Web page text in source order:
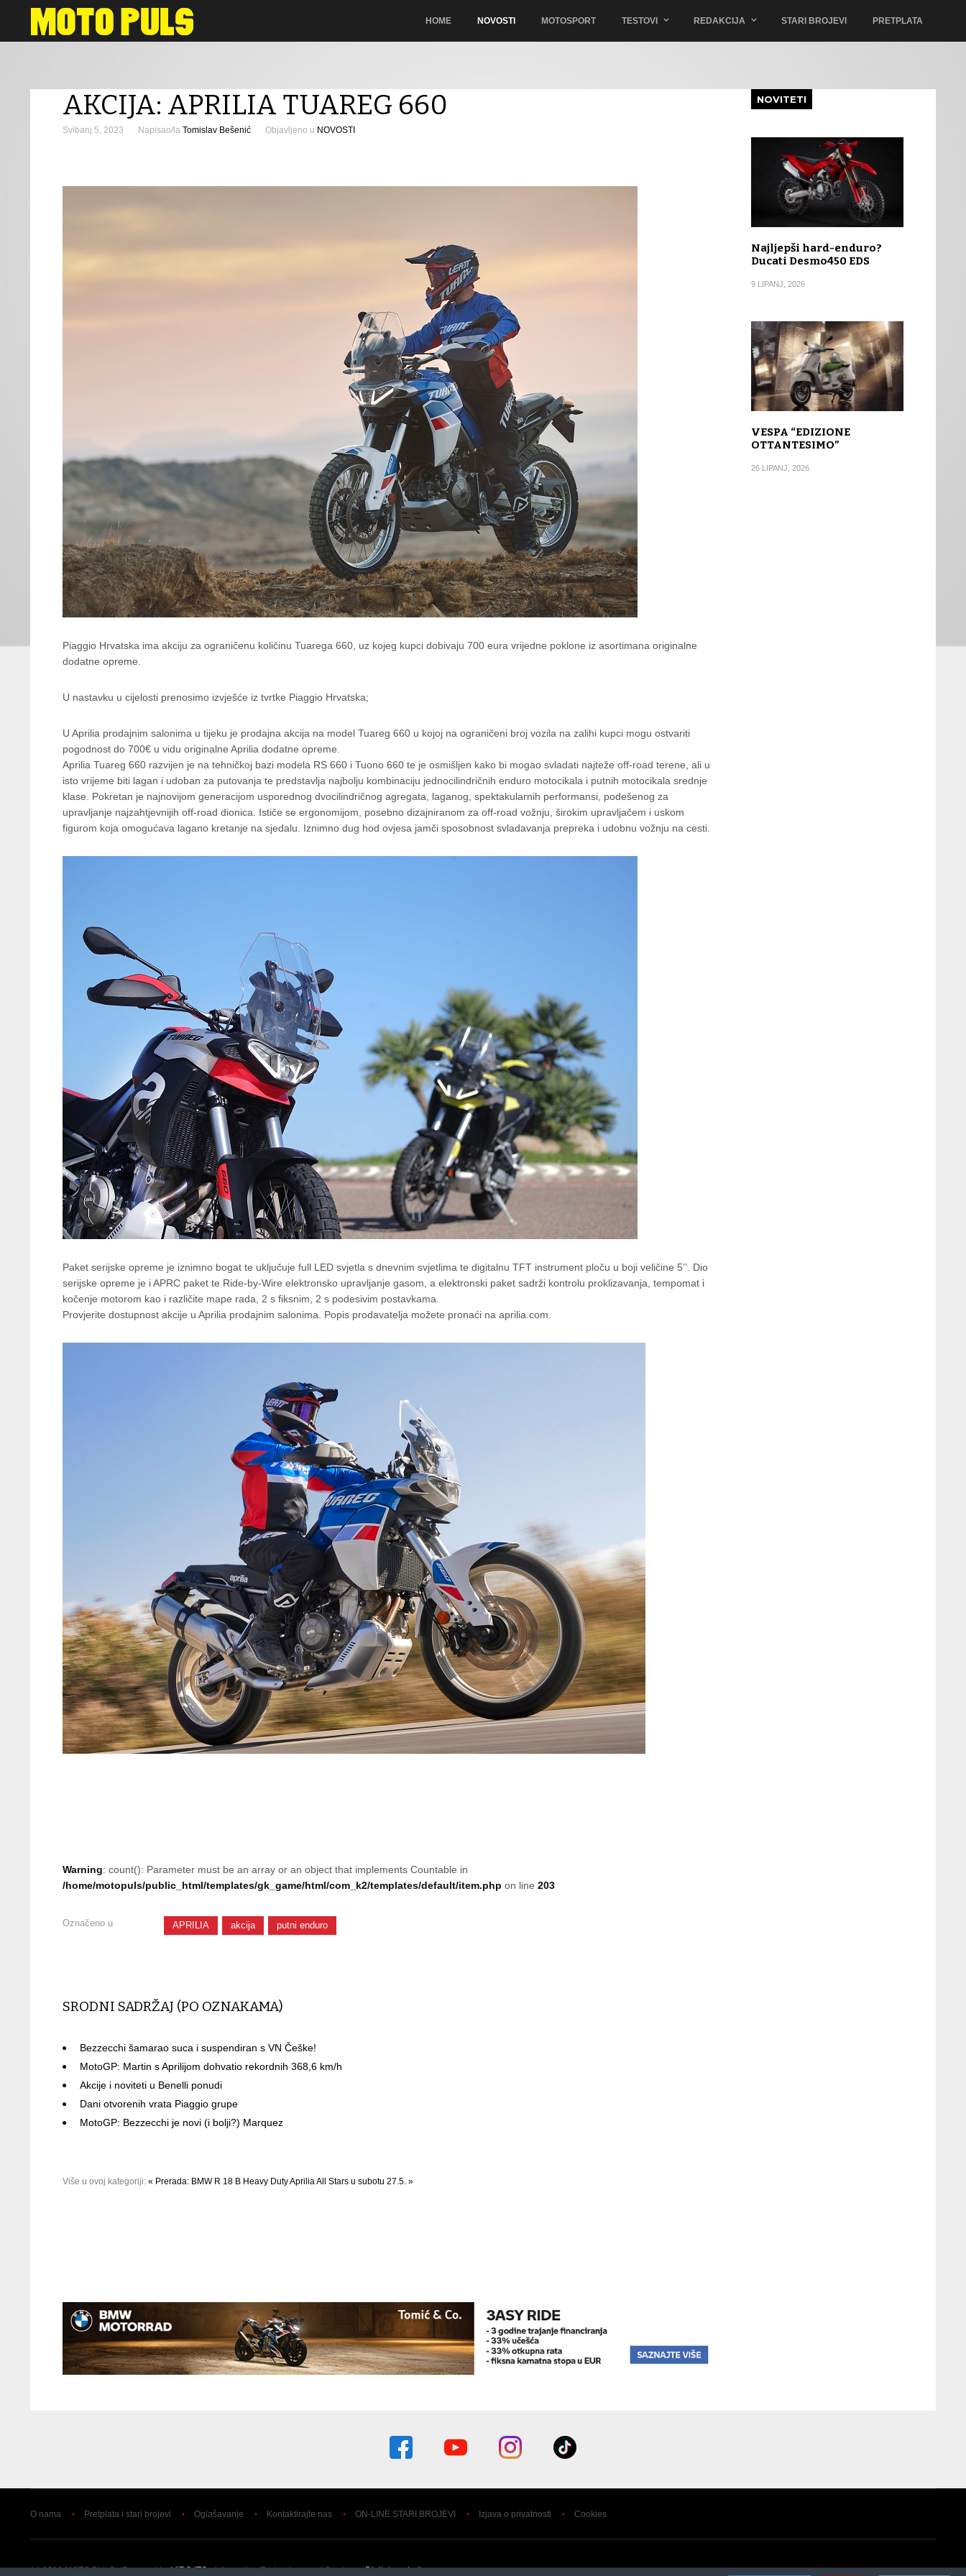
HOME NOVOSTI MOTOSPORT TESTOVI REDAKCIJA STARI BROJEVI PRETPLATA
AKCIJA: APRILIA TUAREG 660
Svibanj 5, 2023 Napisao/la Tomislav Bešenić Objavljeno u NOVOSTI
Piaggio Hrvatska ima akciju za ograničenu količinu Tuarega 660, uz kojeg kupci dobivaju 700 eura vrijedne poklone iz asortimana originalne
dodatne opreme.
U nastavku u cijelosti prenosimo izvješće iz tvrtke Piaggio Hrvatska;
U Aprilia prodajnim salonima u tijeku je prodajna akcija na model Tuareg 660 u kojoj na ograničeni broj vozila na zalihi kupci mogu ostvariti
pogodnost do 700€ u vidu originalne Aprilia dodatne opreme.
Aprilia Tuareg 660 razvijen je na tehničkoj bazi modela RS 660 i Tuono 660 te je osmišljen kako bi mogao svladati najteže off-road terene, ali u
isto vrijeme biti lagan i udoban za putovanja te predstavlja najbolju kombinaciju jednocilindričnih enduro motocikala i putnih motocikala srednje
klase. Pokretan je najnovijom generacijom usporednog dvocilindričnog agregata, laganog, spektakularnih performansi, podešenog za
upravljanje najzahtjevnijih off-road dionica. Ističe se ergonomijom, posebno dizajniranom za off-road vožnju, širokim upravljačem i uskom
figurom koja omogućava lagano kretanje na sjedalu. Iznimno dug hod ovjesa jamči sposobnost svladavanja prepreka i udobnu vožnju na cesti.
Paket serijske opreme je iznimno bogat te uključuje full LED svjetla s dnevnim svjetlima te digitalnu TFT instrument ploču u boji veličine 5’’. Dio
serijske opreme je i APRC paket te Ride-by-Wire elektronsko upravljanje gasom, a elektronski paket sadrži kontrolu proklizavanja, tempomat i
kočenje motorom kao i različite mape rada, 2 s fiksnim, 2 s podesivim postavkama.
Provjerite dostupnost akcije u Aprilia prodajnim salonima. Popis prodavatelja možete pronaći na aprilia.com.
Warning: count(): Parameter must be an array or an object that implements Countable in
/home/motopuls/public_html/templates/gk_game/html/com_k2/templates/default/item.php on line 203
Označeno u APRILIA akcija putni enduro
SRODNI SADRŽAJ (PO OZNAKAMA)
Bezzecchi šamarao suca i suspendiran s VN Češke!
MotoGP: Martin s Aprilijom dohvatio rekordnih 368,6 km/h
Akcije i noviteti u Benelli ponudi
Dani otvorenih vrata Piaggio grupe
MotoGP: Bezzecchi je novi (i bolji?) Marquez
Više u ovoj kategoriji: « Prerada: BMW R 18 B Heavy DutyAprilia All Stars u subotu 27.5. »
NOVITETI
Najljepši hard-enduro?
Ducati Desmo450 EDS
9 LIPANJ, 2026
VESPA “EDIZIONE
OTTANTESIMO”
26 LIPANJ, 2026
O nama Pretplata i stari brojevi Oglašavanje Kontaktirajte nas ON-LINE STARI BROJEVI Izjava o privatnosti Cookies
(c) 2016 MOTO PULS - Powered byVIRO ITS- Information Technology and Services /Digital marketing agency